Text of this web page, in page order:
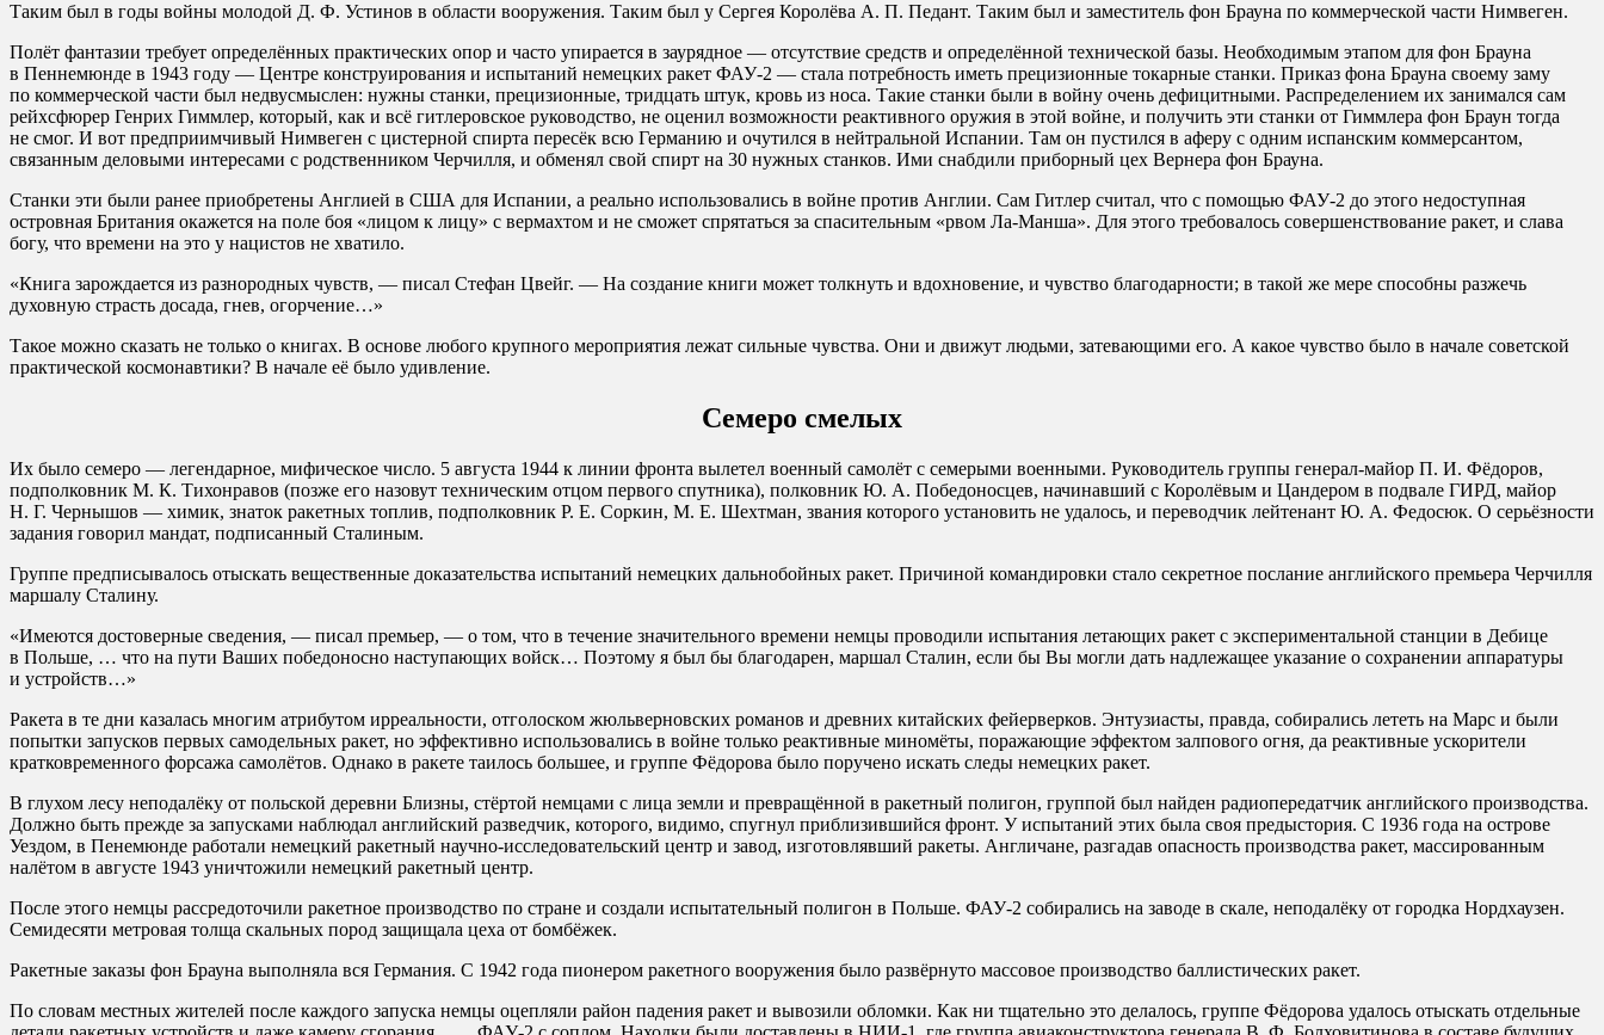
Таким был в годы войны молодой Д. Ф. Устинов в области вооружения. Таким был у Сергея Королёва A. П. Педант. Таким был и заместитель фон Брауна по коммерческой части Нимвеген.
Полёт фантазии требует определённых практических опор и часто упирается в заурядное — отсутствие средств и определённой технической базы. Необходимым этапом для фон Брауна
в Пеннемюнде в 1943 году — Центре конструирования и испытаний немецких ракет ФАУ-2 — стала потребность иметь прецизионные токарные станки. Приказ фона Брауна своему заму
по коммерческой части был недвусмыслен: нужны станки, прецизионные, тридцать штук, кровь из носа. Такие станки были в войну очень дефицитными. Распределением их занимался сам
рейхсфюрер Генрих Гиммлер, который, как и всё гитлеровское руководство, не оценил возможности реактивного оружия в этой войне, и получить эти станки от Гиммлера фон Браун тогда
не смог. И вот предприимчивый Нимвеген с цистерной спирта пересёк всю Германию и очутился в нейтральной Испании. Там он пустился в аферу с одним испанским коммерсантом,
связанным деловыми интересами с родственником Черчилля, и обменял свой спирт на 30 нужных станков. Ими снабдили приборный цех Вернера фон Брауна.
Станки эти были ранее приобретены Англией в США для Испании, а реально использовались в войне против Англии. Сам Гитлер считал, что с помощью ФАУ-2 до этого недоступная
островная Британия окажется на поле боя «лицом к лицу» с вермахтом и не сможет спрятаться за спасительным «рвом Ла-Манша». Для этого требовалось совершенствование ракет, и слава
богу, что времени на это у нацистов не хватило.
«Книга зарождается из разнородных чувств, — писал Стефан Цвейг. — На создание книги может толкнуть и вдохновение, и чувство благодарности; в такой же мере способны разжечь
духовную страсть досада, гнев, огорчение…»
Такое можно сказать не только о книгах. В основе любого крупного мероприятия лежат сильные чувства. Они и движут людьми, затевающими его. А какое чувство было в начале советской
практической космонавтики? В начале её было удивление.
Семеро смелых
Их было семеро — легендарное, мифическое число. 5 августа 1944 к линии фронта вылетел военный самолёт с семерыми военными. Руководитель группы генерал-майор П. И. Фёдоров,
подполковник М. К. Тихонравов (позже его назовут техническим отцом первого спутника), полковник Ю. А. Победоносцев, начинавший с Королёвым и Цандером в подвале ГИРД, майор
Н. Г. Чернышов — химик, знаток ракетных топлив, подполковник Р. Е. Соркин, М. Е. Шехтман, звания которого установить не удалось, и переводчик лейтенант Ю. А. Федосюк. О серьёзности
задания говорил мандат, подписанный Сталиным.
Группе предписывалось отыскать вещественные доказательства испытаний немецких дальнобойных ракет. Причиной командировки стало секретное послание английского премьера Черчилля
маршалу Сталину.
«Имеются достоверные сведения, — писал премьер, — о том, что в течение значительного времени немцы проводили испытания летающих ракет с экспериментальной станции в Дебице
в Польше, … что на пути Ваших победоносно наступающих войск… Поэтому я был бы благодарен, маршал Сталин, если бы Вы могли дать надлежащее указание о сохранении аппаратуры
и устройств…»
Ракета в те дни казалась многим атрибутом ирреальности, отголоском жюльверновских романов и древних китайских фейерверков. Энтузиасты, правда, собирались лететь на Марс и были
попытки запусков первых самодельных ракет, но эффективно использовались в войне только реактивные миномёты, поражающие эффектом залпового огня, да реактивные ускорители
кратковременного форсажа самолётов. Однако в ракете таилось большее, и группе Фёдорова было поручено искать следы немецких ракет.
В глухом лесу неподалёку от польской деревни Близны, стёртой немцами с лица земли и превращённой в ракетный полигон, группой был найден радиопередатчик английского производства.
Должно быть прежде за запусками наблюдал английский разведчик, которого, видимо, спугнул приблизившийся фронт. У испытаний этих была своя предыстория. С 1936 года на острове
Уездом, в Пенемюнде работали немецкий ракетный научно-исследовательский центр и завод, изготовлявший ракеты. Англичане, разгадав опасность производства ракет, массированным
налётом в августе 1943 уничтожили немецкий ракетный центр.
После этого немцы рассредоточили ракетное производство по стране и создали испытательный полигон в Польше. ФАУ-2 собирались на заводе в скале, неподалёку от городка Нордхаузен.
Семидесяти метровая толща скальных пород защищала цеха от бомбёжек.
Ракетные заказы фон Брауна выполняла вся Германия. С 1942 года пионером ракетного вооружения было развёрнуто массовое производство баллистических ракет.
По словам местных жителей после каждого запуска немцы оцепляли район падения ракет и вывозили обломки. Как ни тщательно это делалось, группе Фёдорова удалось отыскать отдельные